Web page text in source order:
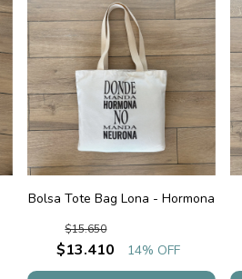
Bolsa Tote Bag Lona - Hormona
$13.410
$15.650
14% OFF